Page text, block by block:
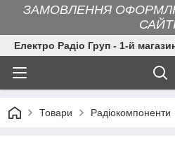
ЗАМОВЛЕННЯ
Електро Радіо Груп - 1-й
Товари Радіокомпоненти